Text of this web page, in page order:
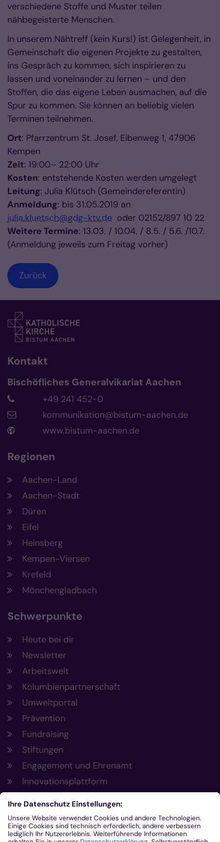
verschiedene Stoffe und Muster teilen
nähbegeisterte Menschen.
In unserem Nähtreff (kein Kurs!) ist Gelegenheit, in
Gemeinschaft die eigenen Projekte zu gestalten,
ins Gespräch zu kommen, sich inspirieren zu
lassen und voneinander zu lernen – und den
Stoffen, die das eigene Leben ausmachen, auf die
Spur zu kommen. Sie können an beliebig vielen
Terminen teilnehmen.
Ort: Pfarrzentrum St. Josef, Eibenweg 1, 47906
Kempen
Zeit: 19:00– 22:00 Uhr
Kosten: entstehende Kosten werden umgelegt
Leitung: Julia Klütsch (Gemeindereferentin)
Anmeldung: bis 31.05.2019 an
julia.kluetsch@gdg-ktv.de oder 02152/897 10 22
Weitere Termine: 13.03. / 10.04. / 8.5. / 5.6. /10.7.
(Anmeldung jeweils zum Freitag vorher)
Zurück
Kontakt
Bischöfliches Generalvikariat Aachen
+49 241 452-0
kommunikation@bistum-aachen.de
www.bistum-aachen.de
Regionen
Aachen-Land
Aachen-Stadt
Düren
Eifel
Heinsberg
Kempen-Viersen
Krefeld
Mönchengladbach
Schwerpunkte
Heute bei dir
Newsletter
Arbeitswelt
Kolumbienpartnerschaft
Umweltportal
Prävention
Fundraising
Stiftungen
Engagement und Ehrenamt
Innovationsplattform
Aus der Plattform
Nachrichten